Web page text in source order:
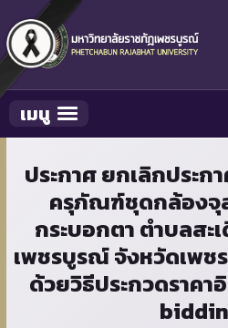
Toggle navigation
เมนู
ประกาศ ยกเลิกประก
ครุภัณฑ์ชุดกล้องจุ
กระบอกตา ตำบลสะ
เพชรบูรณ์ จังหวัดเพช
ด้วยวิธีประกวดราค